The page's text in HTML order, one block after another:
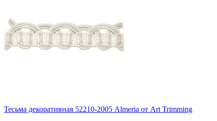
Тесьма декоративная 52210-2005 Almeria от Art Trimming